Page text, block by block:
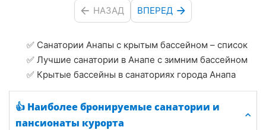
✅ Санатории Анапы с крытым бассейном – список
✅ Лучшие санатории в Анапе с зимним бассейном
✅ Крытые бассейны в санаториях города Анапа
👍 Наиболее бронируемые санатории и
пансионаты курорта
НАЗАД ВПЕРЕД